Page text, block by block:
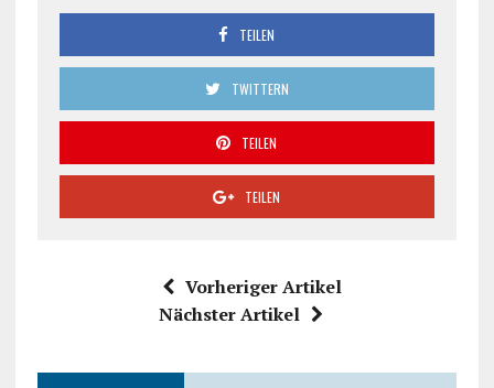
TEILEN
TWITTERN
TEILEN
TEILEN
Vorheriger Artikel
Nächster Artikel